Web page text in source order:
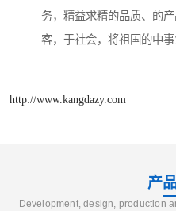
务，精益求精的品质、的
客，于社会，将祖国的中事
http://www.kangdazy.com
产
Development, design, production